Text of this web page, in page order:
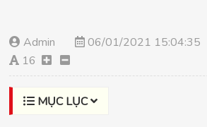
Admin 06/01/2021 15:04:35
16
MỤC LỤC